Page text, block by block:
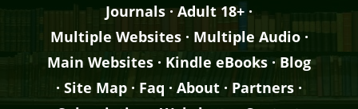
Journals·Adult 18+ ·
Multiple Websites· Multiple Audio·
Main Websites · Kindle eBooks ·Blog
· Site Map · Faq · About · Partners ·